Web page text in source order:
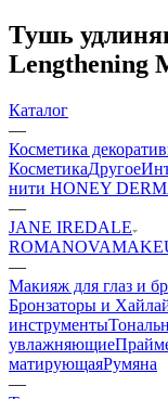
Тушь
Lengthening
Каталог
—
Косметика
КосметикаДругое
нити HONEY
—
JANE IREDALE
—
Макияж для глаз и
Бронзаторы и
инструменты
увлажняющие
матирующаяРумяна
—